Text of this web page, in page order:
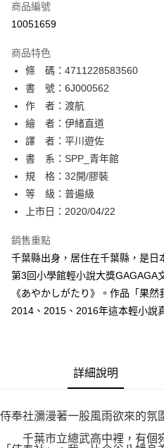
超商取貨付款
相關說明
【關於「AFTEE先享後付」】
AFTEE先享後付是「在收到商品之後才
便利好安心！
１．簡單：不需註冊會員、不需綁卡、
２．便利：只要手機號碼，簡訊認證，
３．安心：先確認商品／服務後，再付
【「AFTEE先享後付」結帳流程】
１．於結帳方式選擇「AFTEE先享後付
結帳頁面，進行簡訊認證並確認金額後
２．訂單成立數日內，您將收到繳費通
３．收到繳費通知簡訊後14天內，點擊
※ 請注意：結帳手續完成當下不需立刻
購買商品的店家。未經商家同意取消
後付繳納相關費用。
※ 交易是否成功請以「AFTEE先享後
是否繳費成功／繳費後需取消欲退款
權轉讓予恩沛科技股份有限公司。
２．關於個人資料處理事宜，請瀏覽以
https://aftee.tw/terms/#terms3
「AFTEE先享後付」，若未經同意申辦
４．使用「AFTEE先享後付」時，將
ATM付款
運送方式
全家取貨付款
每筆NT$80，滿NT$500(含以上)免
付款後全家取貨
每筆NT$80，滿NT$500(含以上)免
每筆NT$80，滿NT$500(含以上)
付款後萊爾富取貨
每筆NT$80，滿NT$500(含以上)
付款後7-11取貨
每筆NT$80，滿NT$500(含以上)免
宅配
每筆NT$100，滿NT$800(含以上)
商品編號
10051659
商品特色
條 碼：4711228583560
書 號：6J000562
作 者：渡航
繪 者：伊緒直道
譯 者：平川遊佐
書 系：SPP_青年館
規 格：32開/膠裝
等 級：普遍級
上市日：2020/04/22
銷售重點
千葉縣出身，居住在千葉縣，是
第3回小學館輕小說大獎GAGAGA
《あやかしがたり》。作品「果
2014、2015、2016年這本輕小說
詳細說明
侍奉社瀰漫著一股風雨欲來的氛
千葉市立總武高中裡，有個